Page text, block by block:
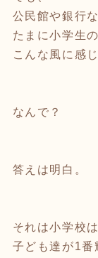
公民館や銀行
たまに小学生
こんな風に感
なんで？
答えは明白。
それは小学校
子ども達が1番